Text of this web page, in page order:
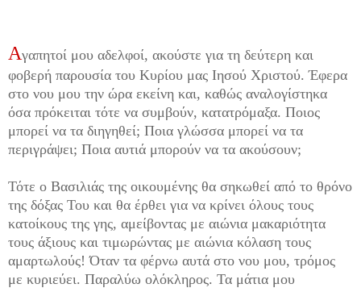
Αγαπητοί μου αδελφοί, ακούστε για τη δεύτερη και
φοβερή παρουσία του Κυρίου μας Ιησού Χριστού. Έφερα
στο νου μου την ώρα εκείνη και, καθώς αναλογίστηκα
όσα πρόκειται τότε να συμβούν, κατατρόμαξα. Ποιος
μπορεί να τα διηγηθεί; Ποια γλώσσα μπορεί να τα
περιγράψει; Ποια αυτιά μπορούν να τα ακούσουν;
Τότε ο Βασιλιάς της οικουμένης θα σηκωθεί από το θρόνο
της δόξας Του και θα έρθει για να κρίνει όλους τους
κατοίκους της γης, αμείβοντας με αιώνια μακαριότητα
τους άξιους και τιμωρώντας με αιώνια κόλαση τους
αμαρτωλούς! Όταν τα φέρνω αυτά στο νου μου, τρόμος
με κυριεύει. Παραλύω ολόκληρος. Τα μάτια μου